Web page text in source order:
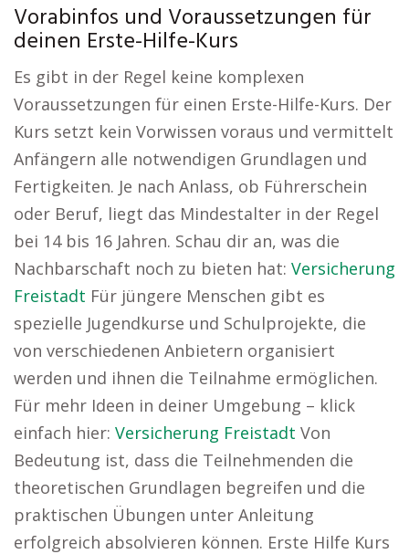
Vorabinfos und Voraussetzungen für
deinen Erste-Hilfe-Kurs
Es gibt in der Regel keine komplexen
Voraussetzungen für einen Erste-Hilfe-Kurs. Der
Kurs setzt kein Vorwissen voraus und vermittelt
Anfängern alle notwendigen Grundlagen und
Fertigkeiten. Je nach Anlass, ob Führerschein
oder Beruf, liegt das Mindestalter in der Regel
bei 14 bis 16 Jahren. Schau dir an, was die
Nachbarschaft noch zu bieten hat: Versicherung
Freistadt Für jüngere Menschen gibt es
spezielle Jugendkurse und Schulprojekte, die
von verschiedenen Anbietern organisiert
werden und ihnen die Teilnahme ermöglichen.
Für mehr Ideen in deiner Umgebung – klick
einfach hier: Versicherung Freistadt Von
Bedeutung ist, dass die Teilnehmenden die
theoretischen Grundlagen begreifen und die
praktischen Übungen unter Anleitung
erfolgreich absolvieren können. Erste Hilfe Kurs